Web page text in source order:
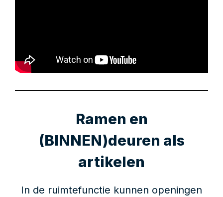
Ramen en
(BINNEN)deuren als
artikelen
In de ruimtefunctie kunnen openingen